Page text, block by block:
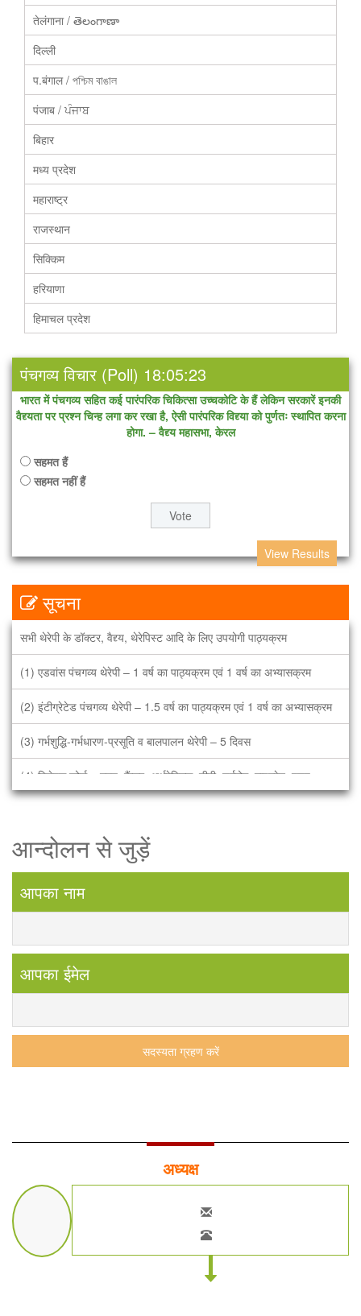
तेलंगाना / తెలంగాణా
दिल्ली
प.बंगाल / পশ্চিম বাঙাল
पंजाब / ਪੰਜਾਬ
बिहार
मध्य प्रदेश
महाराष्ट्र
राजस्थान
सिक्किम
हरियाणा
हिमाचल प्रदेश
पंचगव्य विचार (Poll) 18:05:23
भारत में पंचगव्य सहित कई पारंपरिक चिकित्सा उच्चकोटि के हैं लेकिन सरकारें इनकी
वैद्द्यता पर प्रश्न चिन्ह लगा कर रखा है, ऐसी पारंपरिक विद्द्या को पुर्णतः स्थापित करना
होगा. – वैद्द्य महासभा, केरल
सहमत हैं
सहमत नहीं हैं
View Results
सूचना
सभी थेरेपी के डॉक्टर, वैद्द्य, थेरेपिस्ट आदि के लिए उपयोगी पाठ्यक्रम
(1) एडवांस पंचगव्य थेरेपी – 1 वर्ष का पाठ्यक्रम एवं 1 वर्ष का अभ्यासक्रम
(2) इंटीग्रेटेड पंचगव्य थेरेपी – 1.5 वर्ष का पाठ्यक्रम एवं 1 वर्ष का अभ्यासक्रम
(3) गर्भशुद्धि-गर्भधारण-प्रसूति व बालपालन थेरेपी – 5 दिवस
(4) विशेषज्ञ कोर्स – हृदय, कैंसर, अर्थरेटिक्स, टीबी, चर्मरोग, माइग्रेन, पुरुष
बाँझपन, नारी बाँझपण, बाल रोग, सिकल सेल, फस्टएड, हड्डी, डायबीटीक्स. – 3
भारत में पहली बार सभी भारतीये भाषाओं में पंचगव्य चिकित्सा विज्ञान (गऊमाँ के
गव्यों) की आधिकारिक पढाई. पंचगव्य अब एक सम्पूर्ण चिकित्सा थेरेपी. हमारा नारा है
आन्दोलन से जुड़ें
आपका नाम
आपका ईमेल
अध्यक्ष